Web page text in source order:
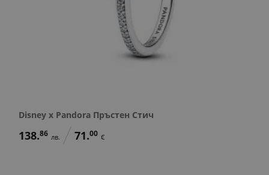
Disney x Pandora Пръстен Стич
138.86 лв. 71.00 €